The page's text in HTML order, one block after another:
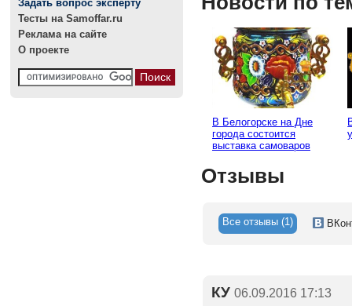
Задать вопрос эксперту
Тесты на Samoffar.ru
Реклама на сайте
О проекте
В Белогорске на Дне
города состоится
выставка самоваров
Отзывы
Все отзывы (1)
КУ 06.09.2016 17:13